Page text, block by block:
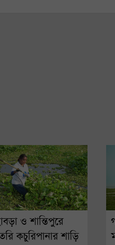
ও শান্তিপুরে
কচুরিপানার শাড়ি